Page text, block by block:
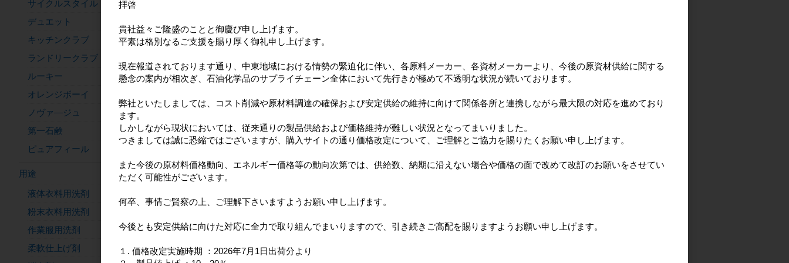
サイクルスタイル
デュエット
キッチンクラブ
ランドリークラブ
ルーキー
オレンジボーイ
ノヴァ―ジュ
第一石鹸
ピュアフィール
用途
液体衣料用洗剤
粉末衣料用洗剤
作業服用洗剤
柔軟仕上げ剤
拝啓
貴社益々ご隆盛のことと御慶び申し上げます。
平素は格別なるご支援を賜り厚く御礼申し上げます。
現在報道されております通り、中東地域における情勢の緊迫化に伴い、各原料メーカー、各資材メーカーより、今後の原資材供給に関する
懸念の案内が相次ぎ、石油化学品のサプライチェーン全体において先行きが極めて不透明な状況が続いております。
弊社といたしましては、コスト削減や原材料調達の確保および安定供給の維持に向けて関係各所と連携しながら最大限の対応を進めており
ます。
しかしながら現状においては、従来通りの製品供給および価格維持が難しい状況となってまいりました。
つきましては誠に恐縮ではございますが、購入サイトの通り価格改定について、ご理解とご協力を賜りたくお願い申し上げます。
また今後の原材料価格動向、エネルギー価格等の動向次第では、供給数、納期に沿えない場合や価格の面で改めて改訂のお願いをさせてい
ただく可能性がございます。
何卒、事情ご賢察の上、ご理解下さいますようお願い申し上げます。
今後とも安定供給に向けた対応に全力で取り組んでまいりますので、引き続きご高配を賜りますようお願い申し上げます。
１. 価格改定実施時期 ：2026年7月1日出荷分より